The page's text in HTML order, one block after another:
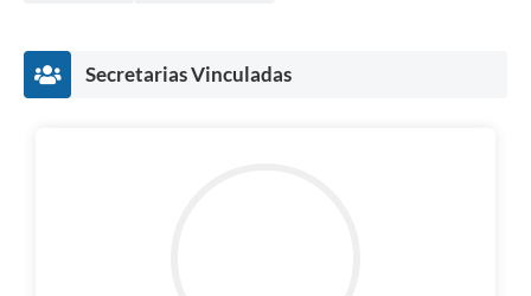
Secretarias Vinculadas